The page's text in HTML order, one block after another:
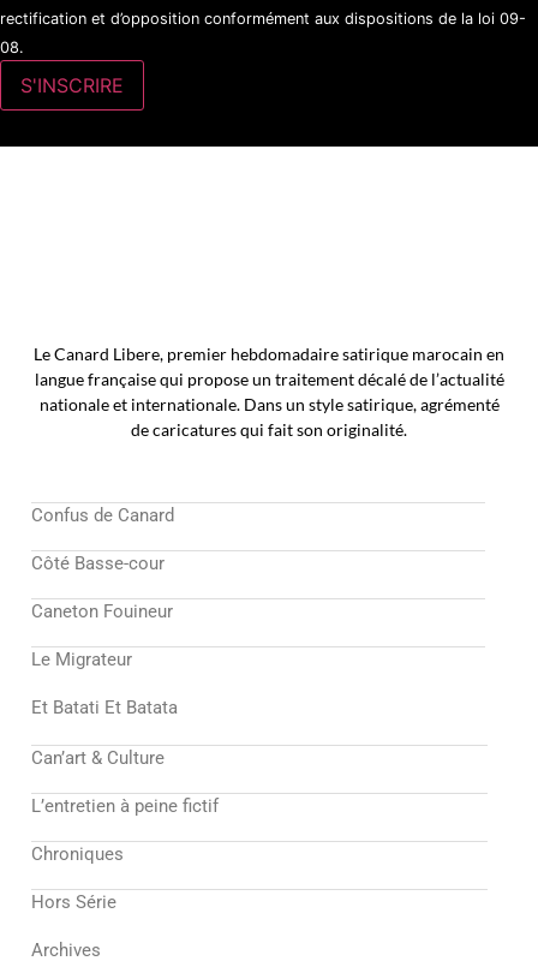
rectification et d’opposition conformément aux dispositions de la loi 09-
08.
Le Canard Libere, premier hebdomadaire satirique marocain en
langue française qui propose un traitement décalé de l’actualité
nationale et internationale. Dans un style satirique, agrémenté
de caricatures qui fait son originalité.
Confus de Canard
Côté Basse-cour
Caneton Fouineur
Le Migrateur
Et Batati Et Batata
Can’art & Culture
L’entretien à peine fictif
Chroniques
Hors Série
Archives